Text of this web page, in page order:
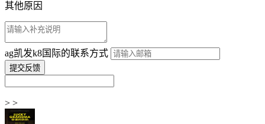
其他原因
ag凯发k8国际的联系方式
> >